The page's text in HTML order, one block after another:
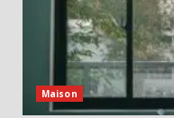
Maison